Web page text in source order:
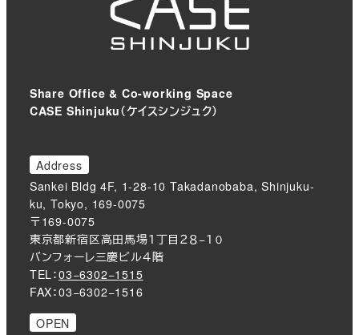
Share Office & Co-working Space
CASE Shinjuku（ケイスシンジュク）
Address
Sankei Bldg 4F, 1-28-10 Takadanobaba, Shinjuku-
ku, Tokyo, 169-0075
〒169-0075
東京都新宿区高田馬場１丁目２８−１０
バンフォーレ三慶ビル４階
TEL：03−6302−1515
FAX：03−6302−1516
OPEN